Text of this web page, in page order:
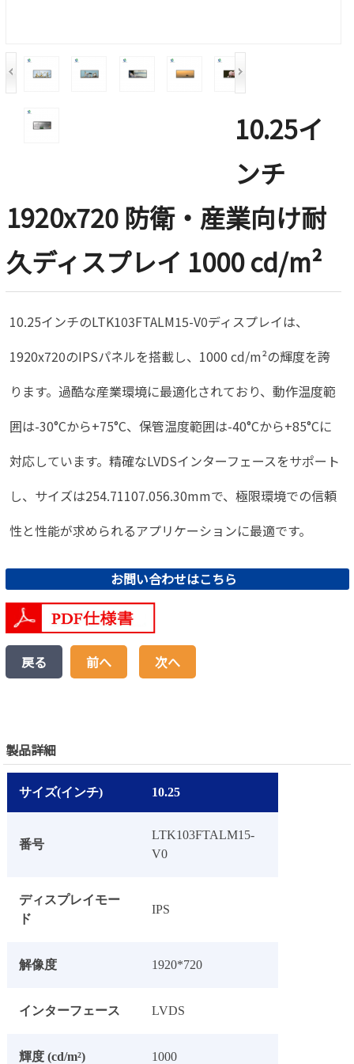
10.25イ
ンチ
1920x720 防衛・産業向け耐
久ディスプレイ 1000 cd/m²
10.25インチのLTK103FTALM15-V0ディスプレイは、
1920x720のIPSパネルを搭載し、1000 cd/m²の輝度を誇
ります。過酷な産業環境に最適化されており、動作温度範
囲は-30°Cから+75°C、保管温度範囲は-40°Cから+85°Cに
対応しています。精確なLVDSインターフェースをサポート
し、サイズは254.71107.056.30mmで、極限環境での信頼
性と性能が求められるアプリケーションに最適です。
お問い合わせはこちら
戻る 前へ 次へ
製品詳細
サイズ(インチ) 10.25
番号
LTK103FTALM15-
V0
ディスプレイモー
ド
IPS
解像度 1920*720
インターフェース LVDS
輝度 (cd/m²) 1000